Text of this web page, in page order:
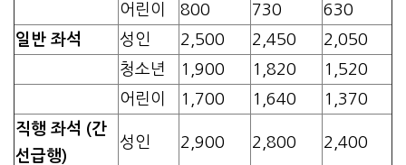
어린이
800 730
630
일반 좌석
성인 2,500 2,450
2,050
청소년
1,900 1,820
1,520
어린이
1,700 1,640
1,370
직행 좌석 (간
선급행)
성인 2,900 2,800 2,400